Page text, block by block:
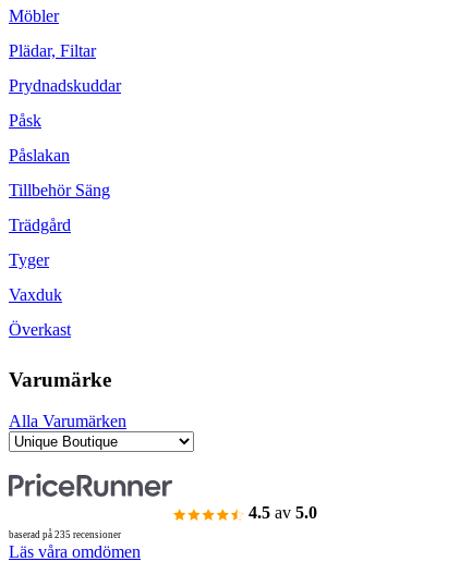
Möbler
Plädar, Filtar
Prydnadskuddar
Påsk
Påslakan
Tillbehör Säng
Trädgård
Tyger
Vaxduk
Överkast
Varumärke
Alla Varumärken
4.5 av 5.0
baserad på 235 recensioner
Läs våra omdömen